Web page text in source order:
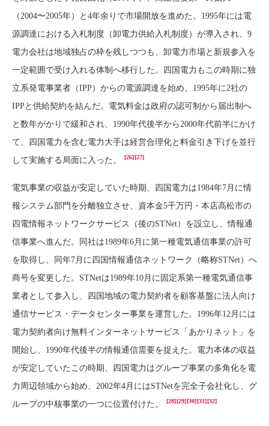
（2004〜2005年）と4年余りで市場開放を進めた。1995年には電
源調達における入札制度（卸電力供給入札制度）が導入され、9
電力会社は地域独占の枠を残しつつも、卸電力市場と新規参入を
一定範囲で受け入れる体制へ移行した。四国電力もこの時期に独
立系発電事業者（IPP）からの電源調達を始め、1995年に2社の
IPPと供給契約を結んだ。電気料金は政府の認可制から届出制へ
と数年がかりで緩和され、1990年代後半から2000年代前半にかけ
て、四国電力を含む電力大手は経営合理化と料金引き下げを並行
して実施する局面に入った。
[26] [27]
電気事業の収益が安定していた時期、四国電力は1984年7月に情
報システム部門を分離独立させ、資本金5千万円・本店高松市の
四電情報ネットワークサービス（後のSTNet）を設立し、情報通
信事業へ進んだ。同社は1989年6月に第一種電気通信事業の許可
を取得し、同年7月に四国情報通信ネットワーク（略称STNet）へ
商号を変更した。STNetは1989年10月に固定系第一種電気通信事
業者として参入し、四国地域の電力契約者を顧客基盤に法人向け
通信サービス・データセンター事業を運営した。1996年12月には
電力契約者向け無料インターネットサービス「あかりネット」を
開始し、1990年代後半の情報通信需要を捉えた。電力本体の収益
が安定していたこの時期、四国電力はグループ事業の多角化を電
力周辺領域から始め、2002年4月にはSTNetを完全子会社化し、グ
ループの中核事業の一つに位置付けた。
[28] [29] [30] [31] [32]